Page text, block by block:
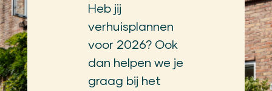
Heb jij
verhuisplannen
voor 2026? Ook
dan helpen we je
graag bij het